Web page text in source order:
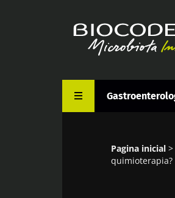
Navegação
Pagina inicial
quimioterapia?